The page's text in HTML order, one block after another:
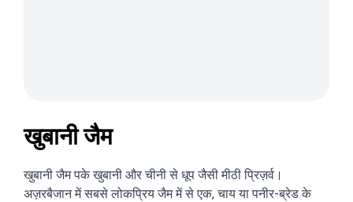
खुबानी जैम
खुबानी जैम पके खुबानी और चीनी से धूप जैसी मीठी प्रिज़र्व।
अज़रबैजान में सबसे लोकप्रिय जैम में से एक, चाय या पनीर-ब्रेड के